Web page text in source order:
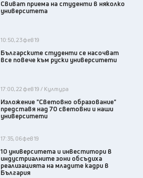
Свиват приема на студенти в няколко
университета
10:50, 23 фев 19
Българските студенти се насочват
все повече към руски университети
17:00, 22 фев 19 / Култура
Изложение "Световно образование"
представя над 70 световни и наши
университети
17:35, 06 фев 19
10 университета и инвеститори в
индустриалните зони обсъдиха
реализацията на младите кадри в
България